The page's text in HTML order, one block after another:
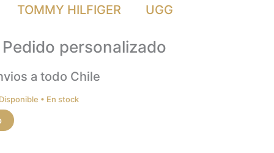
TOMMY HILFIGER
UGG
personalizado
a todo Chile
En stock